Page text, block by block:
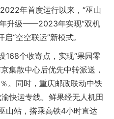
年首度运行以来，“巫山
升级——2023年实现“双机
“空空联运”新模式。
个收寄点，实现“果园零
集散中心后优先中转派送，
。同时，重庆邮政联动中铁
快运专线。鲜果经无人机田
山站，搭乘高铁4小时直达